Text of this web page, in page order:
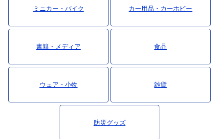
ミニカー・バイク カー用品・カーホビー
書籍・メディア 食品
ウェア・小物 雑貨
防災グッズ